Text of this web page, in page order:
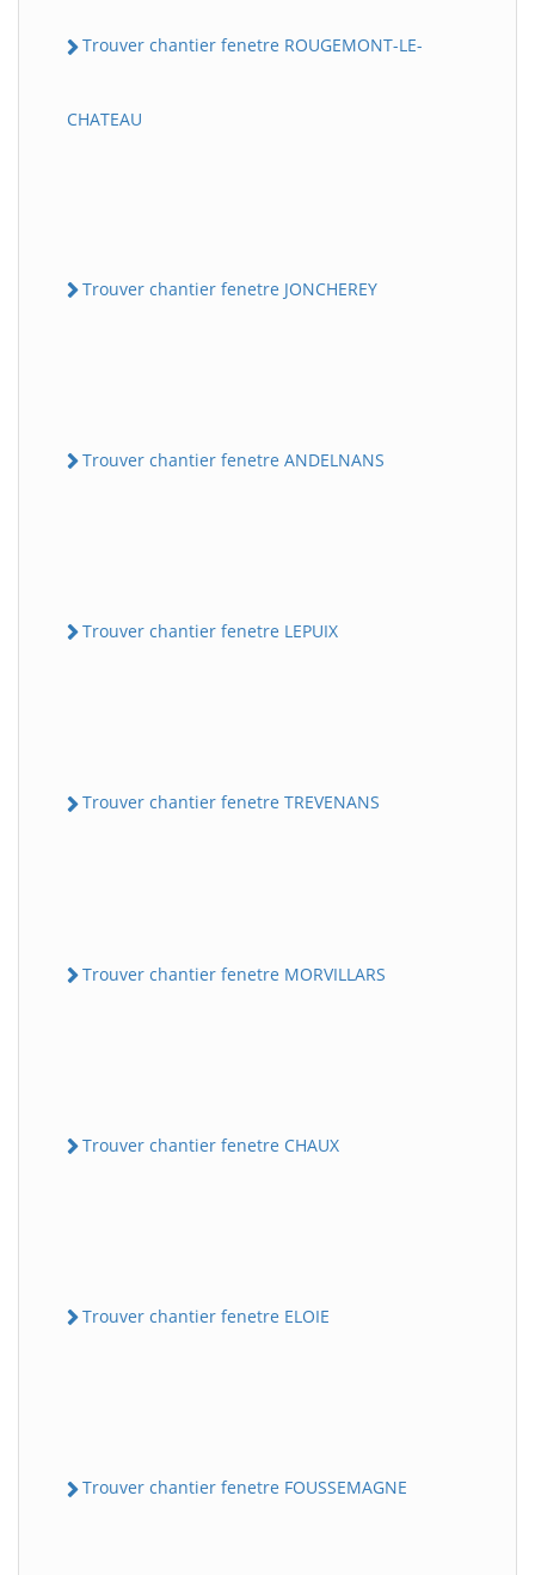
Trouver chantier fenetre ROUGEMONT-LE-
CHATEAU
Trouver chantier fenetre JONCHEREY
Trouver chantier fenetre ANDELNANS
Trouver chantier fenetre LEPUIX
Trouver chantier fenetre TREVENANS
Trouver chantier fenetre MORVILLARS
Trouver chantier fenetre CHAUX
Trouver chantier fenetre ELOIE
Trouver chantier fenetre FOUSSEMAGNE